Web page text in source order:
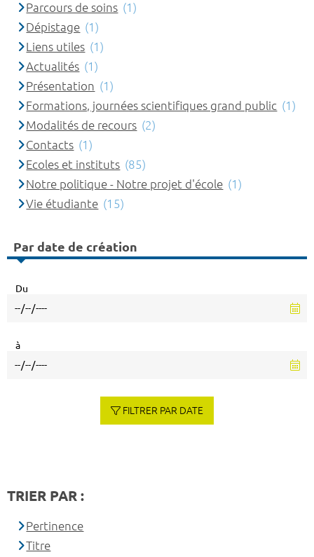
Parcours de soins (1)
Dépistage (1)
Liens utiles (1)
Actualités (1)
Présentation (1)
Formations, journées scientifiques grand public (1)
Modalités de recours (2)
Contacts (1)
Ecoles et instituts (85)
Notre politique - Notre projet d'école (1)
Vie étudiante (15)
Par date de création
Du
à
FILTRER PAR DATE
TRIER PAR :
Pertinence
Titre